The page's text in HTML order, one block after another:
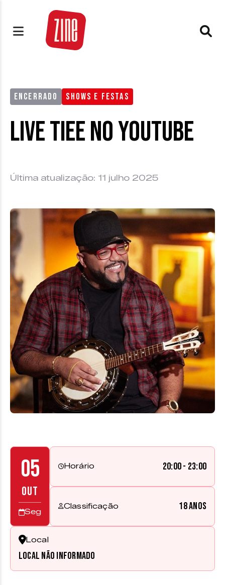
ENCERRADO SHOWS E FESTAS
Live Tiee no Youtube
Última atualização: 11 julho 2025
05
OUT
Seg
Horário 20:00 - 23:00
Classificação 18 anos
Local
Local não informado